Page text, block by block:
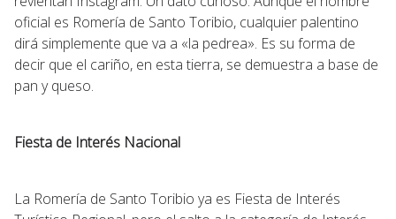
oficial es Romería de Santo Toribio, cualquier palentino
dirá simplemente que va a «la pedrea». Es su forma de
decir que el cariño, en esta tierra, se demuestra a base de
pan y queso.
Fiesta de Interés Nacional
La Romería de Santo Toribio ya es Fiesta de Interés